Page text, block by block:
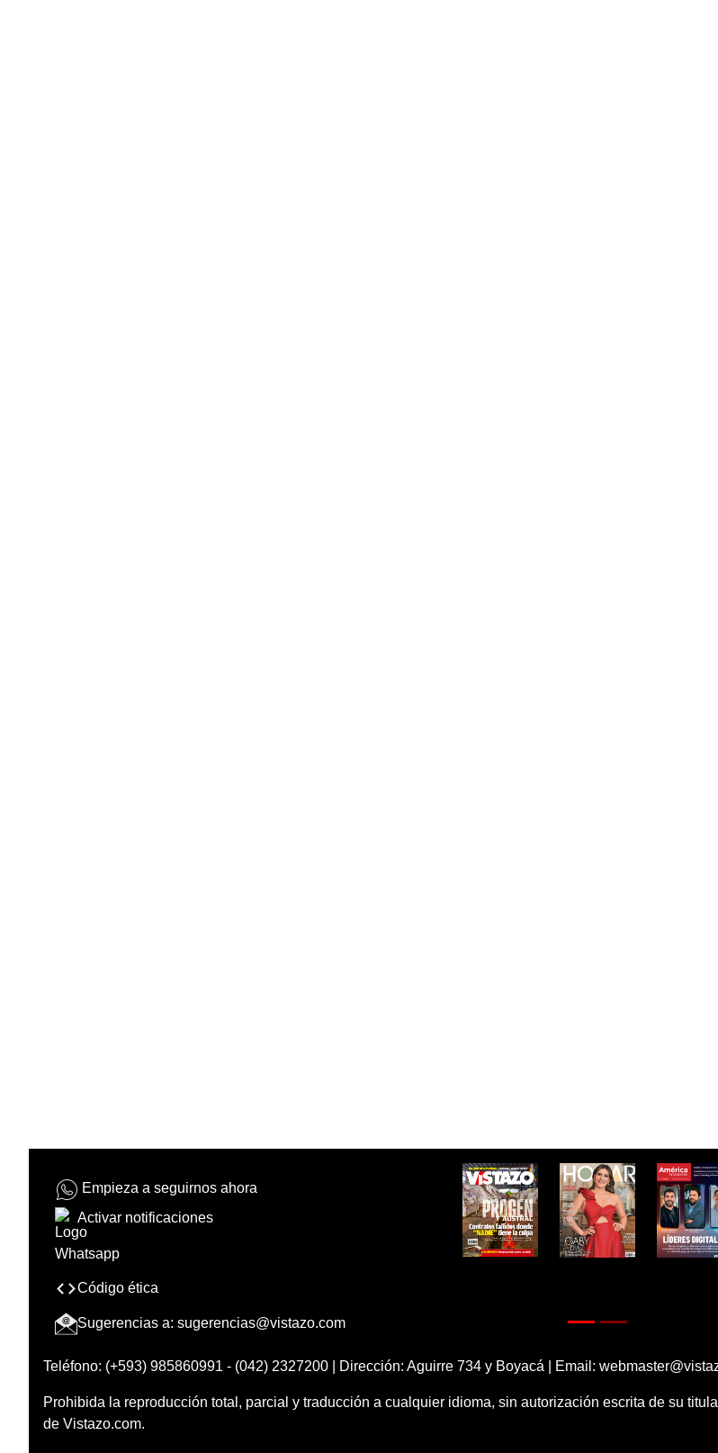
Empieza a seguirnos ahora
Activar notificaciones
Código ética
Sugerencias a: sugerencias@vistazo.com
Teléfono: (+593) 985860991 - (042) 2327200 | Dirección: Aguirre 734 y Boyacá | Email:
Prohibida la reproducción total, parcial y traducción a cualquier idioma, sin autorización escrita de su
de Vistazo.com.